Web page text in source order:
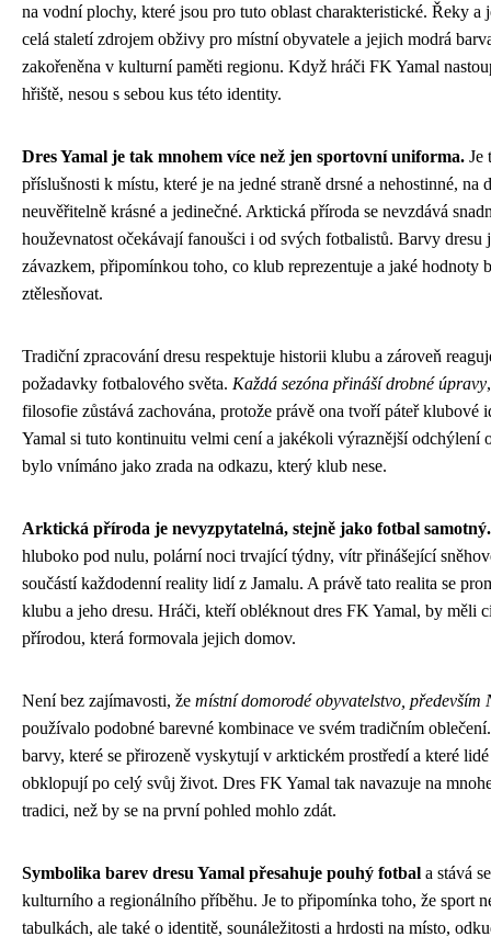
na vodní plochy, které jsou pro tuto oblast charakteristické. Řeky a
celá staletí zdrojem obživy pro místní obyvatele a jejich modrá
zakořeněna v kulturní paměti regionu. Když hráči FK Yamal
hřiště, nesou s sebou kus této identity.
Dres Yamal je tak mnohem více než jen sportovní uniforma. Je
příslušnosti k místu, které je na jedné straně drsné a nehostinné, na
neuvěřitelně krásné a jedinečné. Arktická příroda se nevzdává
houževnatost očekávají fanoušci i od svých fotbalistů. Barvy dresu
závazkem, připomínkou toho, co klub reprezentuje a jaké hodnoty
ztělesňovat.
Tradiční zpracování dresu respektuje historii klubu a zároveň
požadavky fotbalového světa. Každá sezóna přináší drobné úpravy
filosofie zůstává zachována, protože právě ona tvoří páteř klubové
Yamal si tuto kontinuitu velmi cení a jakékoli výraznější odchýlení
bylo vnímáno jako zrada na odkazu, který klub nese.
Arktická příroda je nevyzpytatelná, stejně jako fotbal samotný.
hluboko pod nulu, polární noci trvající týdny, vítr přinášející
součástí každodenní reality lidí z Jamalu. A právě tato realita se
klubu a jeho dresu. Hráči, kteří obléknout dres FK Yamal, by měli
přírodou, která formovala jejich domov.
Není bez zajímavosti, že místní domorodé obyvatelstvo, především
používalo podobné barevné kombinace ve svém tradičním
barvy, které se přirozeně vyskytují v arktickém prostředí a které
obklopují po celý svůj život. Dres FK Yamal tak navazuje na
tradici, než by se na první pohled mohlo zdát.
Symbolika barev dresu Yamal přesahuje pouhý fotbal a stává
kulturního a regionálního příběhu. Je to připomínka toho, že sport
tabulkách, ale také o identitě, sounáležitosti a hrdosti na místo,